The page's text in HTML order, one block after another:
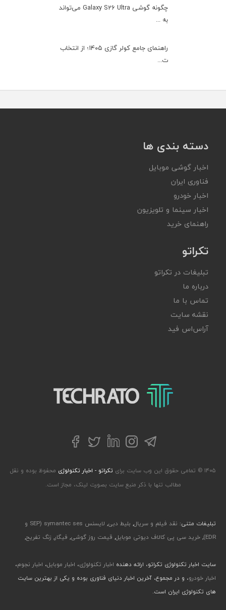
چگونه گوشی Galaxy S26 Ultra می‌تواند
به ...
راهنمای جامع کولر گازی ۱۴۰۵؛ از انتخاب
ت...
دسته بندی ها
اخبار گوشی موبایل
فناوری ایران
اخبار خودرو
اخبار سینما و تلویزیون
راهنمای خرید
تکراتو
تبلیغات در تکراتو
درباره ما
تماس با ما
نقشه سایت
آر‌اس‌اس فید
تکراتو – زندگی با تکنولوژی
تلگراماینستاگرام
لینکداینتوییترفیسبوک
۱۴۰۵ © تمامی حقوق این وب سایت برای تکراتو - اخبار تکنولوژی محفوظ بوده و نقل
مطالب تنها با ذکر منبع سایت بصورت لینک، مجاز است.
تبلیغات متنی: نقد فیلم و سریال, بلیط دبی,
لایسنس symantec ses (SEP و
EDR)
, خرید سی پی کالاف دیوتی موبایل, قیمت روز گوشی, فیگار, زنگ تفریح,
سایت اخبار تکنولوژی تکراتو، ارائه دهنده اخبار تکنولوژی، اخبار موبایل، اخبار نجوم،
اخبار خودرو، و در مجموع، آخرین اخبار دنیای فناوری بوده و یکی از بهترین سایت
های تکنولوژی ایران است.